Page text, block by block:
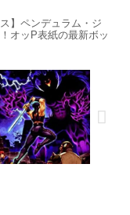
】ペンデュラム・ジ
オッP表紙の最新ボッ